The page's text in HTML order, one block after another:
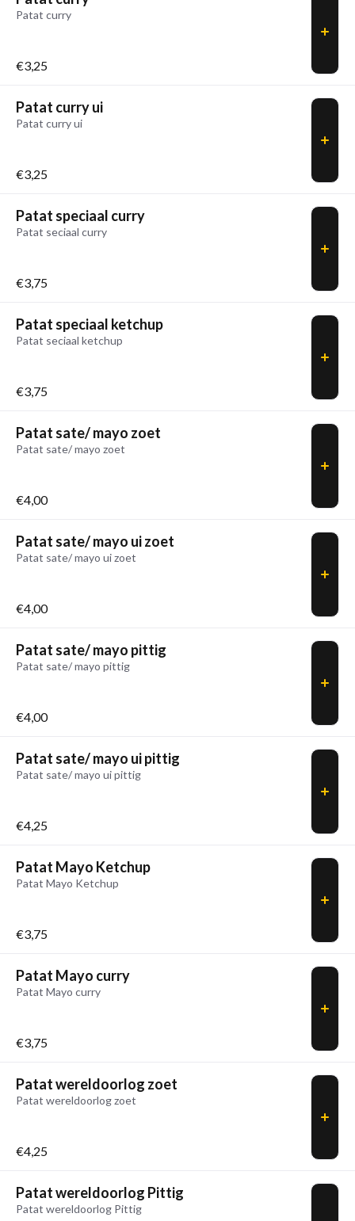
Patat curry
€3,25
Patat curry ui
Patat curry ui
€3,25
Patat speciaal curry
Patat seciaal curry
€3,75
Patat speciaal ketchup
Patat seciaal ketchup
€3,75
Patat sate/ mayo zoet
Patat sate/ mayo zoet
€4,00
Patat sate/ mayo ui zoet
Patat sate/ mayo ui zoet
€4,00
Patat sate/ mayo pittig
Patat sate/ mayo pittig
€4,00
Patat sate/ mayo ui pittig
Patat sate/ mayo ui pittig
€4,25
Patat Mayo Ketchup
Patat Mayo Ketchup
€3,75
Patat Mayo curry
Patat Mayo curry
€3,75
Patat wereldoorlog zoet
Patat wereldoorlog zoet
€4,25
Patat wereldoorlog Pittig
Patat wereldoorlog Pittig